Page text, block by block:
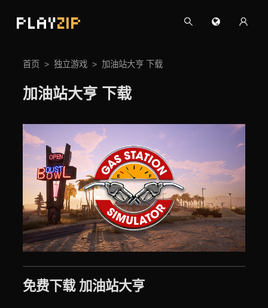
PLAYZIP
首页 独立游戏 加油站大亨 下载
加油站大亨 下载
免费下载 加油站大亨